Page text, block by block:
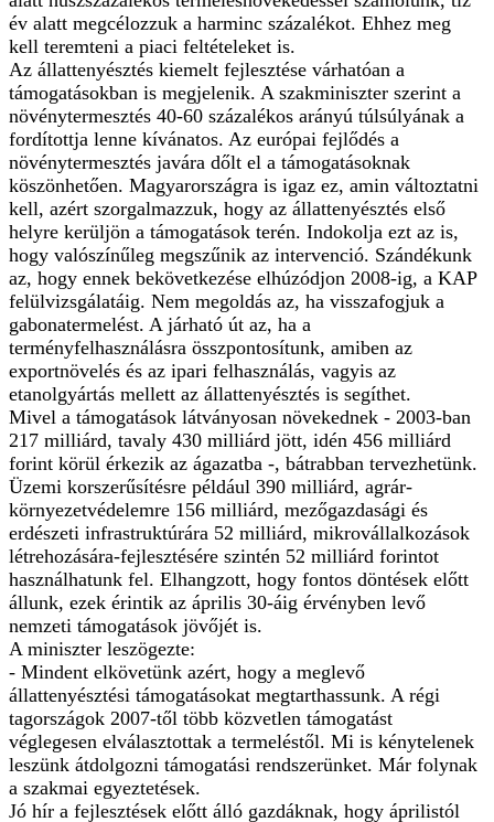
év alatt megcélozzuk a harminc százalékot. Ehhez meg
kell teremteni a piaci feltételeket is.
Az állattenyésztés kiemelt fejlesztése várhatóan a
támogatásokban is megjelenik. A szakminiszter szerint a
növénytermesztés 40-60 százalékos arányú túlsúlyának a
fordítottja lenne kívánatos. Az európai fejlődés a
növénytermesztés javára dőlt el a támogatásoknak
köszönhetően. Magyarországra is igaz ez, amin változtatni
kell, azért szorgalmazzuk, hogy az állattenyésztés első
helyre kerüljön a támogatások terén. Indokolja ezt az is,
hogy valószínűleg megszűnik az intervenció. Szándékunk
az, hogy ennek bekövetkezése elhúzódjon 2008-ig, a KAP
felülvizsgálatáig. Nem megoldás az, ha visszafogjuk a
gabonatermelést. A járható út az, ha a
terményfelhasználásra összpontosítunk, amiben az
exportnövelés és az ipari felhasználás, vagyis az
etanolgyártás mellett az állattenyésztés is segíthet.
Mivel a támogatások látványosan növekednek - 2003-ban
217 milliárd, tavaly 430 milliárd jött, idén 456 milliárd
forint körül érkezik az ágazatba -, bátrabban tervezhetünk.
Üzemi korszerűsítésre például 390 milliárd, agrár-
környezetvédelemre 156 milliárd, mezőgazdasági és
erdészeti infrastruktúrára 52 milliárd, mikrovállalkozások
létrehozására-fejlesztésére szintén 52 milliárd forintot
használhatunk fel. Elhangzott, hogy fontos döntések előtt
állunk, ezek érintik az április 30-áig érvényben levő
nemzeti támogatások jövőjét is.
A miniszter leszögezte:
- Mindent elkövetünk azért, hogy a meglevő
állattenyésztési támogatásokat megtarthassunk. A régi
tagországok 2007-től több közvetlen támogatást
véglegesen elválasztottak a termeléstől. Mi is kénytelenek
leszünk átdolgozni támogatási rendszerünket. Már folynak
a szakmai egyeztetések.
Jó hír a fejlesztések előtt álló gazdáknak, hogy áprilistól